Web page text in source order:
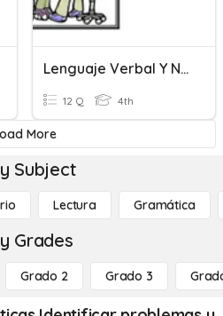
Lenguaje Verbal Y No Verbal
12 Q 4th
More
Subject
Lectura Gramática
Grades
Grado 2 Grado 3